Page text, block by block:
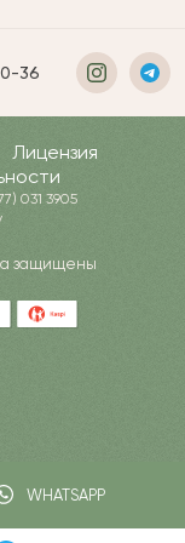
WHATSAPP
36
Лицензия
031 3905
защищены